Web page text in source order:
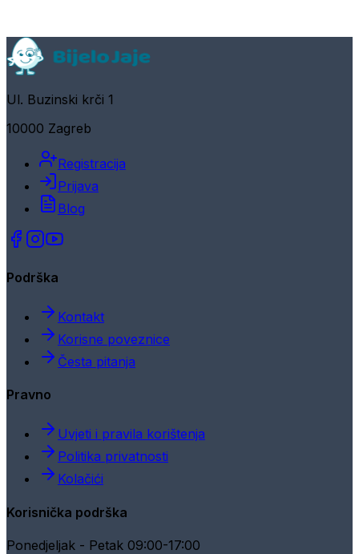
Ul. Buzinski krči 1
10000 Zagreb
Registracija
Prijava
Blog
Podrška
Kontakt
Korisne poveznice
Česta pitanja
Pravno
Uvjeti i pravila korištenja
Politika privatnosti
Kolačići
Korisnička podrška
Ponedjeljak - Petak 09:00-17:00